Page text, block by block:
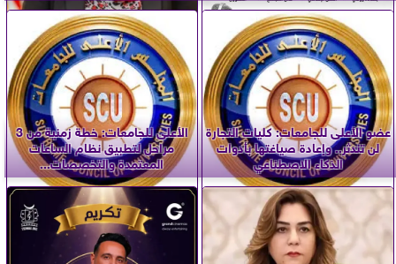
عضو الأعلى للجامعات: كليات التجارة
لن تندثر.. وإعادة صياغتها بأدوات
الذكاء الاصطناعي
الأعلى للجامعات: خطة زمنية من 3
مراحل لتطبيق نظام الساعات
المعتمدة والتخصصات...